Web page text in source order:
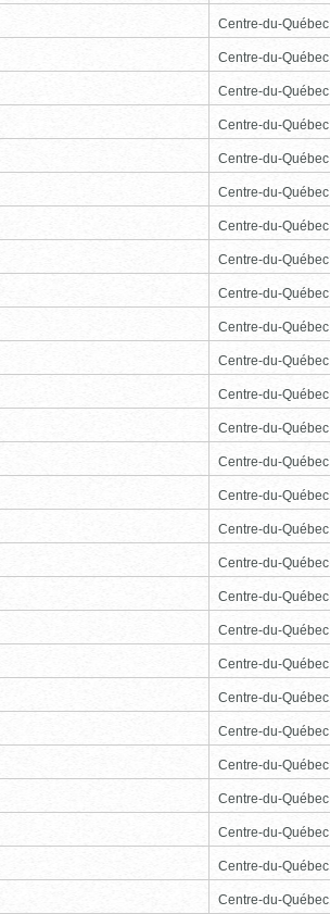
Centre-du-Québec
Centre-du-Québec
Centre-du-Québec
Centre-du-Québec
Centre-du-Québec
Centre-du-Québec
Centre-du-Québec
Centre-du-Québec
Centre-du-Québec
Centre-du-Québec
Centre-du-Québec
Centre-du-Québec
Centre-du-Québec
Centre-du-Québec
Centre-du-Québec
Centre-du-Québec
Centre-du-Québec
Centre-du-Québec
Centre-du-Québec
Centre-du-Québec
Centre-du-Québec
Centre-du-Québec
Centre-du-Québec
Centre-du-Québec
Centre-du-Québec
Centre-du-Québec
Centre-du-Québec